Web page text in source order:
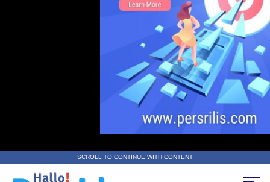
SCROLL TO CONTINUE WITH CONTENT